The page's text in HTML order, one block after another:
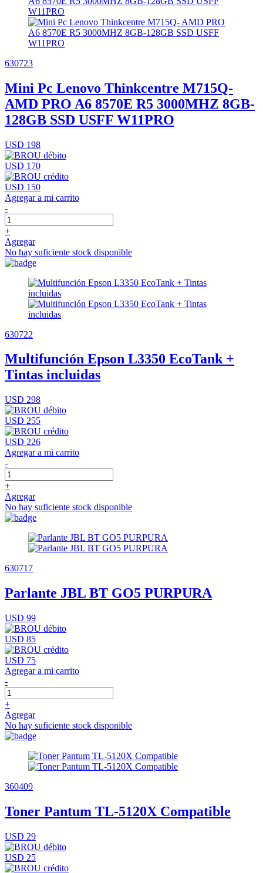
630723
Mini Pc Lenovo Thinkcentre M715Q-
AMD PRO A6 8570E R5 3000MHZ 8GB-
128GB SSD USFF W11PRO
USD 198
USD 170
USD 150
Agregar a mi carrito
-
+
Agregar
No hay suficiente stock disponible
630722
Multifunción Epson L3350 EcoTank +
Tintas incluidas
USD 298
USD 255
USD 226
Agregar a mi carrito
-
+
Agregar
No hay suficiente stock disponible
630717
Parlante JBL BT GO5 PURPURA
USD 99
USD 85
USD 75
Agregar a mi carrito
-
+
Agregar
No hay suficiente stock disponible
360409
Toner Pantum TL-5120X Compatible
USD 29
USD 25